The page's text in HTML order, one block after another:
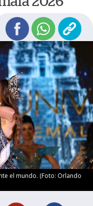
el mundo. (Foto: Orlando